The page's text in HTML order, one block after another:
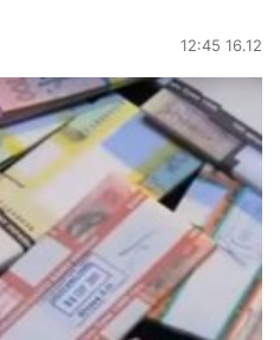
12:45 16.12